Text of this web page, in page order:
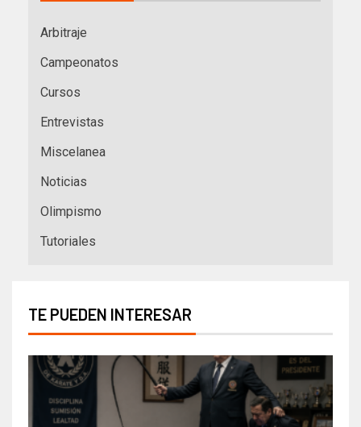
Arbitraje
Campeonatos
Cursos
Entrevistas
Miscelanea
Noticias
Olimpismo
Tutoriales
TE PUEDEN INTERESAR